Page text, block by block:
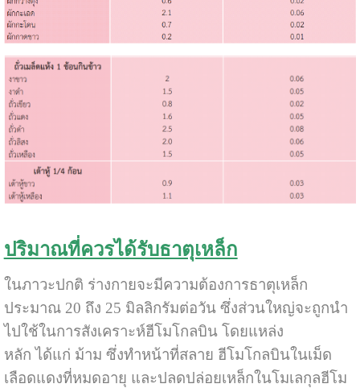
ปริมาณที่ควรได้รับธาตุเหล็ก
ในภาวะปกติ ร่างกายจะมีความต้องการธาตุเหล็ก
ประมาณ 20 ถึง 25 มิลลิกรัมต่อวัน ซึ่งส่วนใหญ่จะถูกนำ
ไปใช้ในการสังเคราะห์ฮีโมโกลบิน โดยแหล่ง
หลัก ได้แก่ ม้าม ซึ่งทำหน้าที่สลาย ฮีโมโกลบินในเม็ด
เลือดแดงที่หมดอายุ และปลดปล่อยเหล็กในโมเลกุลฮีโม